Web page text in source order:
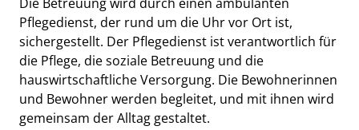
Pflegedienst, der rund um die Uhr vor Ort ist,
sichergestellt. Der Pflegedienst ist verantwortlich für
die Pflege, die soziale Betreuung und die
hauswirtschaftliche Versorgung. Die Bewohnerinnen
und Bewohner werden begleitet, und mit ihnen wird
gemeinsam der Alltag gestaltet.